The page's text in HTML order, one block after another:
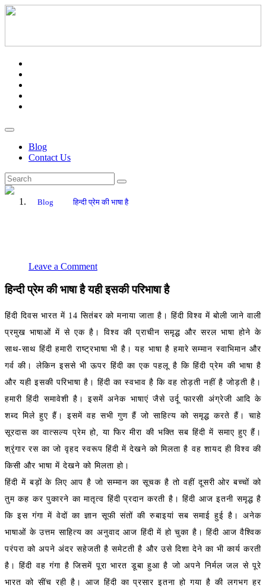
Blog
Contact Us
Blog हिन्दी प्रेम की भाषा है
Leave a Comment
हिन्दी प्रेम की भाषा है यही इसकी परिभाषा है
हिंदी दिवस भारत में 14 सितंबर को मनाया जाता है। हिंदी विश्व में बोली जाने वाली
प्रमुख भाषाओं में से एक है। विश्व की प्राचीन समृद्ध और सरल भाषा होने के
साथ-साथ हिंदी हमारी राष्ट्रभाषा भी है। यह भाषा है हमारे सम्मान स्वाभिमान और
गर्व की। लेकिन इससे भी ऊपर हिंदी का एक पहलू है कि हिंदी प्रेम की भाषा है
और यही इसकी परिभाषा है। हिंदी का स्वभाव है कि वह तोड़ती नहीं है जोड़ती है।
हमारी हिंदी समावेशी है। इसमें अनेक भाषाएं जैसे उर्दू फारसी अंग्रेजी आदि के
शब्द मिले हुए हैं। इसमें वह सभी गुण हैं जो साहित्य को समृद्ध करते हैं। चाहे
सूरदास का वात्सल्य प्रेम हो, या फिर मीरा की भक्ति सब हिंदी में समाए हुए हैं।
श्रृंगार रस का जो वृहद स्वरूप हिंदी में देखने को मिलता है वह शायद ही विश्व की
किसी और भाषा में देखने को मिलता हो।
हिंदी में बड़ों के लिए आप है जो सम्मान का सूचक है तो वहीं दूसरी ओर बच्चों को
तुम कह कर पुकारने का मातृत्व हिंदी प्रदान करती है। हिंदी आज इतनी समृद्ध है
कि इस गंगा में वेदों का ज्ञान सूफी संतों की रुबाइयां सब समाई हुई है। अनेक
भाषाओं के उत्तम साहित्य का अनुवाद आज हिंदी में हो चुका है। हिंदी आज वैश्विक
परंपरा को अपने अंदर सहेजती है समेटती है और उसे दिशा देने का भी कार्य करती
है। हिंदी वह गंगा है जिसमें पूरा भारत डूबा हुआ है जो अपने निर्मल जल से पूरे
भारत को सींच रही है। आज हिंदी का प्रसार इतना हो गया है की लगभग हर